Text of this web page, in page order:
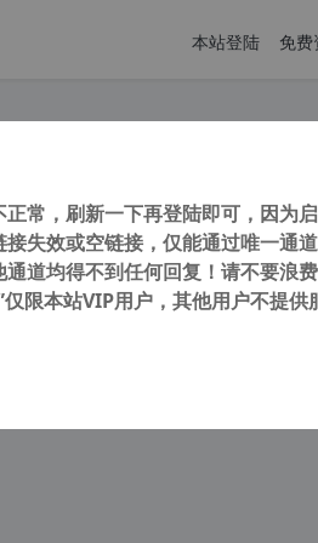
本站登陆 免费
Editor v14.0.1 x64 中文直装版 专业文本/十
转载自cnorg.12hp.de 注意：由于网站
高峰期...
常，刷新一下再登陆即可，因为
接失效或空链接，仅能通过唯一通
通道均得不到任何回复！请不要浪
仅限本站VIP用户，其他用户不提供